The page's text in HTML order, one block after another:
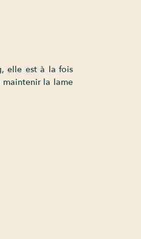
elle est à la fois
maintenir la lame